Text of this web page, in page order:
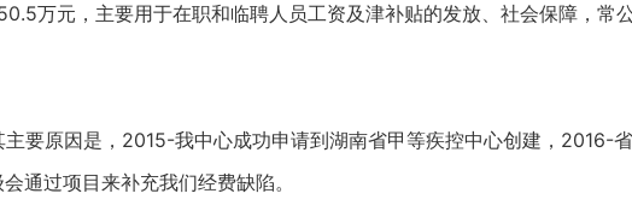
万元，主要用于在职和临聘人员工资及津补贴的发放、社会保障，常
要原因是，2015-我中心成功申请到湖南省甲等疾控中心创建，2016-
通过项目来补充我们经费缺陷。